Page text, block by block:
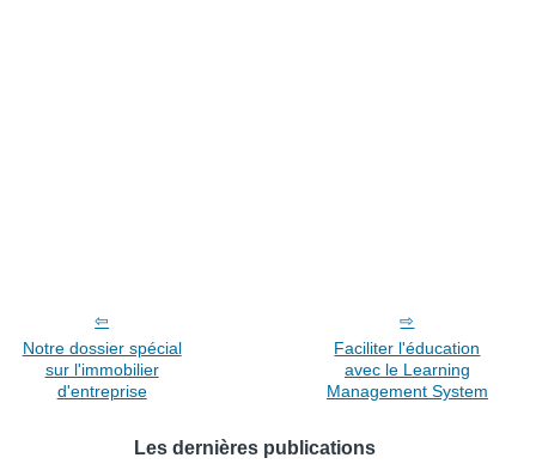
Notre dossier spécial
sur l'immobilier
d'entreprise
Faciliter l'éducation
avec le Learning
Management System
Les dernières publications